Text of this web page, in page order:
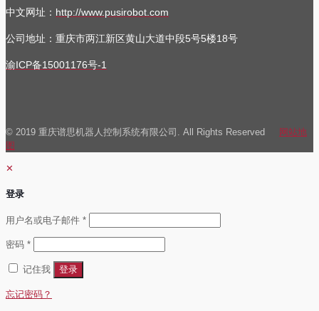
中文网址： http://www.pusirobot.com
公司地址 ：重庆市两江新区黄山大道中段5号5楼18号
渝ICP备15001176号-1
© 2019 重庆谱思机器人控制系统有限公司. All Rights Reserved 网站地
图
✕
登录
用户名或电子邮件 *必
密码 *必
记住我
登录
忘记密码？